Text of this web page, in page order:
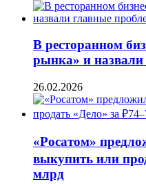
В ресторанном
рынка» и
26.02.2026
«Росатом»
выкупить или
млрд